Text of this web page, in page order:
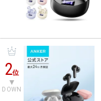
2位
DOWN